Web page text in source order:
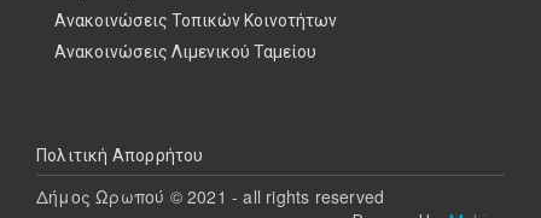
Ανακοινώσεις Τοπικών Κοινοτήτων
Ανακοινώσεις Λιμενικού Ταμείου
Υποσέλιδο
Πολιτική Απορρήτου
Δήμος Ωρωπού © 2021 - all rights reserved